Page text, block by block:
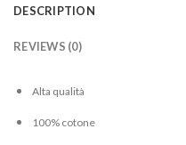
DESCRIPTION
REVIEWS (0)
Alta qualità
100% cotone